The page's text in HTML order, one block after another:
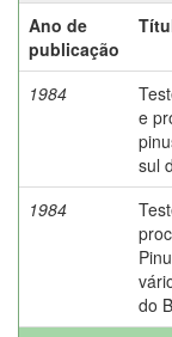
Ano de
publicação
1984
e
sul
1984
do